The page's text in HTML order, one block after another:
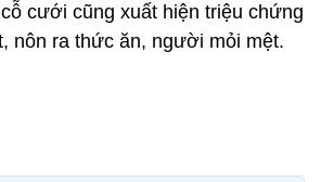
cưới cũng xuất hiện triệu chứng
nôn ra thức ăn, người mỏi mệt.